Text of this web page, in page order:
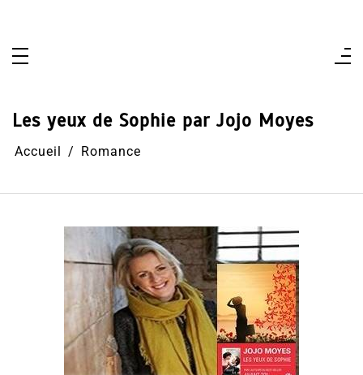
Les yeux de Sophie par Jojo Moyes
Accueil Romance